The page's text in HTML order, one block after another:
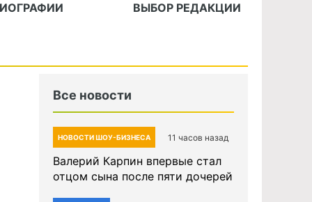
ВЫБОР РЕДАКЦИИ
Все новости
НОВОСТИ ШОУ-БИЗНЕСА 11 часов назад
Валерий Карпин впервые стал
отцом сына после пяти дочерей